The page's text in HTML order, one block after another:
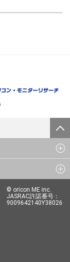
© oricon ME inc.
JASRAC許諾番号：
9009642140Y38026